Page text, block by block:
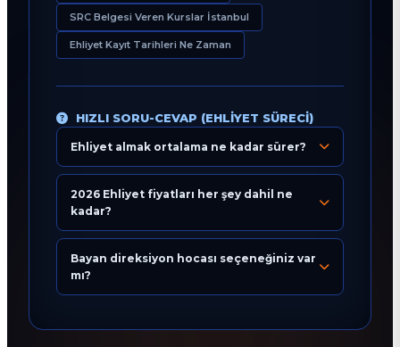
SRC Belgesi Veren Kurslar İstanbul
Ehliyet Kayıt Tarihleri Ne Zaman
HIZLI SORU-CEVAP (EHLIYET SÜRECI)
Ehliyet almak ortalama ne kadar sürer?
2026 Ehliyet fiyatları her şey dahil ne
kadar?
Bayan direksiyon hocası seçeneğiniz var
mı?
Eğitim Danışmanı
Bugün 05:20